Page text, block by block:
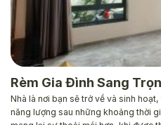
Rèm Gia Đình Sang
Nhà là nơi bạn sẽ trở về và sinh
năng lượng sau những khoảng thời